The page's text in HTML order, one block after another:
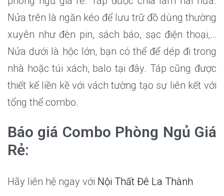
Nửa trên là ngăn kéo để lưu trữ đồ dùng thường
xuyên như đèn pin, sách báo, sạc điện thoại,…
Nửa dưới là hộc lớn, bạn có thể để dép đi trong
nhà hoặc túi xách, balo tại đây. Táp cũng được
thiết kế liền kề với vách tường tạo sự liên kết với
tổng thể combo.
Báo giá Combo Phòng Ngủ Giá
Rẻ:
Hãy liên hệ ngay với Nội Thất Đê La Thành